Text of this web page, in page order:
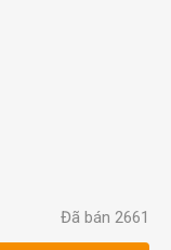
Đã bán 2661